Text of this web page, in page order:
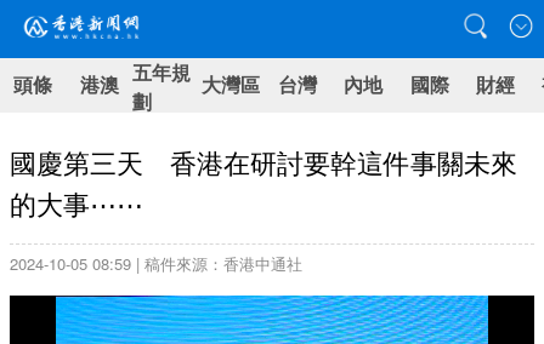
頭條 港澳 五年規
劃
大灣區 台灣 內地 國際 財經
國慶第三天 香港在研討要幹這件事關未來
的大事⋯⋯
2024-10-05 08:59 | 稿件來源：香港中通社